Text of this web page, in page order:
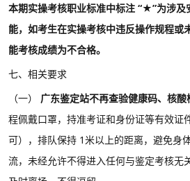
本期实操考核职业标准中标注 “★”为涉及
能，如考生在实操考核中违反操作规程或
能考核成绩为不合格。
七、相关要求
（一） 广东鉴定站不再查验健康码、核酸
程佩戴口罩，持准考证和身份证等有效证
可），排队保持 1米以上的距离，避免身
流，未经允许不得进入任何与鉴定考核无